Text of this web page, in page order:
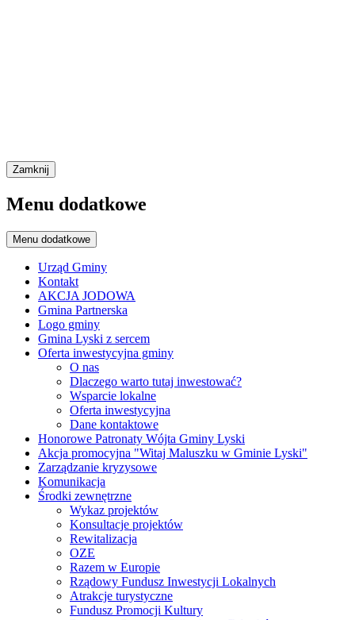
Zamknij
Menu dodatkowe
Menu dodatkowe
Urząd Gminy
Kontakt
AKCJA JODOWA
Gmina Partnerska
Logo gminy
Gmina Lyski z sercem
Oferta inwestycyjna gminy
O nas
Dlaczego warto tutaj inwestować?
Wsparcie lokalne
Oferta inwestycyjna
Dane kontaktowe
Honorowe Patronaty Wójta Gminy Lyski
Akcja promocyjna "Witaj Maluszku w Gminie Lyski"
Zarządzanie kryzysowe
Komunikacja
Środki zewnętrzne
Wykaz projektów
Konsultacje projektów
Rewitalizacja
OZE
Razem w Europie
Rządowy Fundusz Inwestycji Lokalnych
Atrakcje turystyczne
Fundusz Promocji Kultury